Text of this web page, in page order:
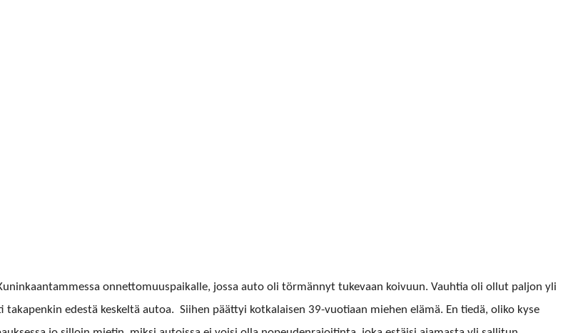
onnet­to­muu­s­paikalle, jos­sa auto oli tör­män­nyt tuke­vaan koivu­un. Vauh­tia oli ollut paljon yli
edestä keskeltä autoa. Siihen päät­tyi kotkalaisen 39-vuo­ti­aan miehen elämä. En tiedä, oliko kyse